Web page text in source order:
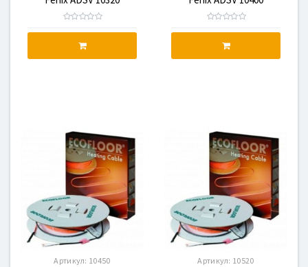
Артикул: 10450 Артикул: 10520